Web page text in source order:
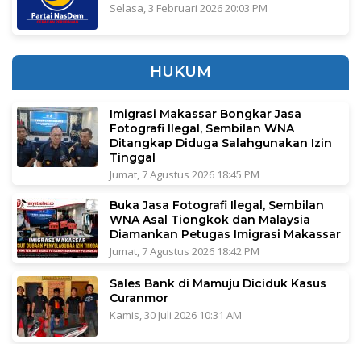
Selasa, 3 Februari 2026 20:03 PM
HUKUM
Imigrasi Makassar Bongkar Jasa
Fotografi Ilegal, Sembilan WNA
Ditangkap Diduga Salahgunakan Izin
Tinggal
Jumat, 7 Agustus 2026 18:45 PM
Buka Jasa Fotografi Ilegal, Sembilan
WNA Asal Tiongkok dan Malaysia
Diamankan Petugas Imigrasi Makassar
Jumat, 7 Agustus 2026 18:42 PM
Sales Bank di Mamuju Diciduk Kasus
Curanmor
Kamis, 30 Juli 2026 10:31 AM